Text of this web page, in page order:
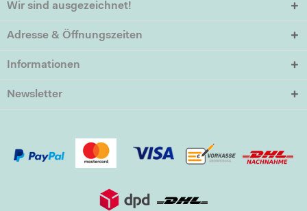
Wir sind ausgezeichnet!
Adresse & Öffnungszeiten
Informationen
Newsletter